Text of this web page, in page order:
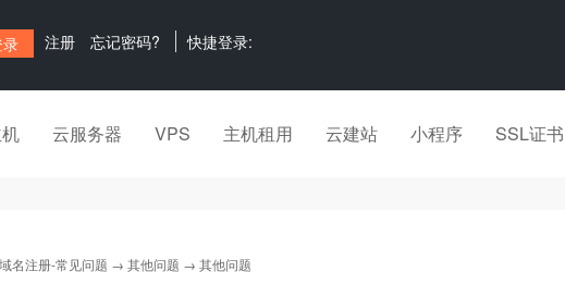
注册 忘记密码? 快捷登录:
云服务器 VPS 主机租用 云建站 小程序 SSL证书
名注册-常见问题 → 其他问题 → 其他问题